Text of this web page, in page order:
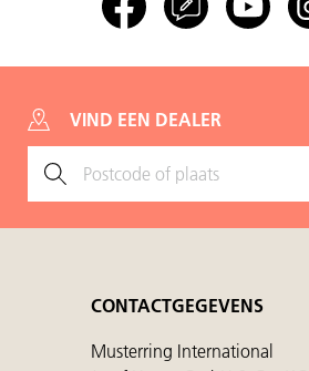
VIND EEN DEALER
CONTACTGEGEVENS
Musterring International